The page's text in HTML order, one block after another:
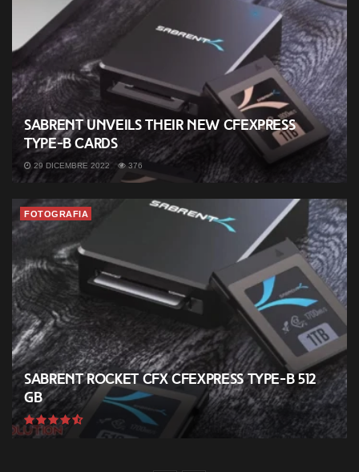
Sabrent unveils their new CFExpress
Type-B cards
29 DICEMBRE 2022 376
FOTOGRAFIA
Sabrent Rocket CFX CFExpress Type-B 512
GB